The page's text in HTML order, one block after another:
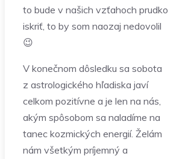
to bude v našich vzťahoch prudko
iskriť, to by som naozaj nedovolil
😉
V konečnom dôsledku sa sobota
z astrologického hľadiska javí
celkom pozitívne a je len na nás,
akým spôsobom sa naladíme na
tanec kozmických energií. Želám
nám všetkým príjemný a